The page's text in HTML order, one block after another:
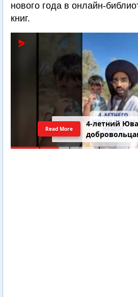
нового года в онлайн-
книг.
4-летний
Read More